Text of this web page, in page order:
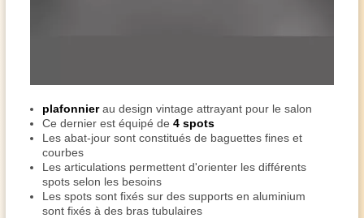
plafonnierau design vintage attrayant pour le salon
Ce dernier est équipé de 4 spots
Les abat-jour sont constitués de baguettes fines et
courbes
Les articulations permettent d'orienter les différents
spots selon les besoins
Les spots sont fixés sur des supports en aluminium
sont fixés à des bras tubulaires